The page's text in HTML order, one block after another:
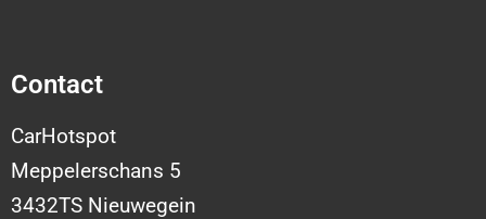
Contact
CarHotspot
Meppelerschans 5
3432TS Nieuwegein